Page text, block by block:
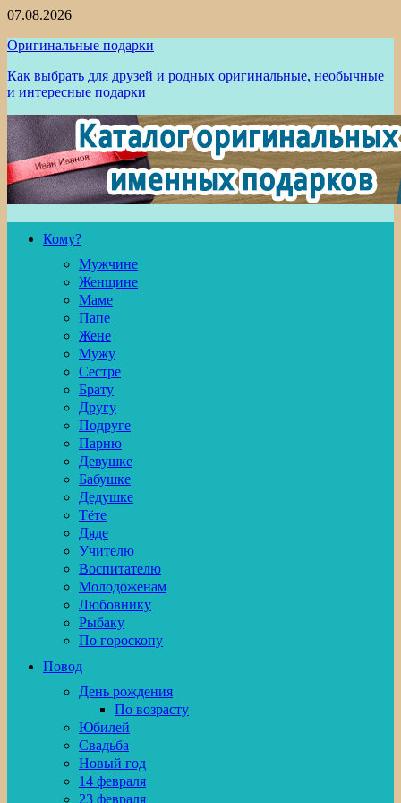
Перейти
содержимому
07.08.2026
Оригинальные подарки
Как выбрать для друзей и родных оригинальные, необычные
и интересные подарки
Кому?
Мужчине
Женщине
Маме
Папе
Жене
Мужу
Сестре
Брату
Другу
Подруге
Парню
Девушке
Бабушке
Дедушке
Тёте
Дяде
Учителю
Воспитателю
Молодоженам
Любовнику
Рыбаку
По гороскопу
Повод
День рождения
По возрасту
Юбилей
Свадьба
Новый год
14 февраля
23 февраля